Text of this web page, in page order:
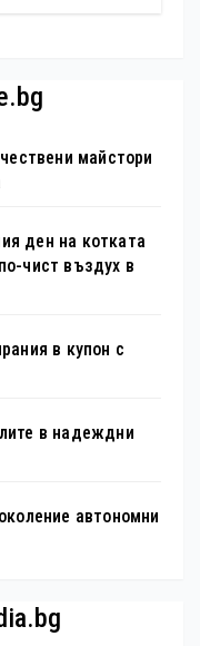
майстори
ден на котката
чист въздух в
в купон с
в надеждни
автономни